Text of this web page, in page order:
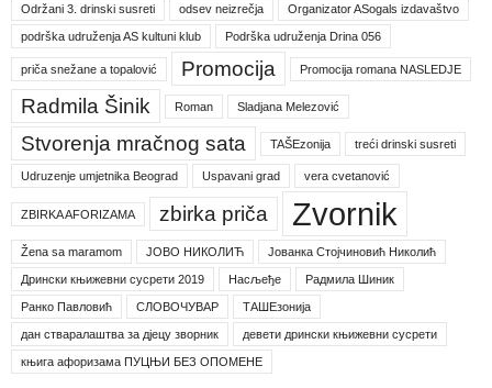
Održani 3. drinski susreti odsev neizrečja Organizator ASogals izdavaštvo
podrška udruženja AS kultuni klub Podrška udruženja Drina 056
priča snežane a topalović Promocija Promocija romana NASLEDJE
Radmila Šinik Roman Sladjana Melezović
Stvorenja mračnog sata TAŠEzonija treći drinski susreti
Udruzenje umjetnika Beograd Uspavani grad vera cvetanović
ZBIRKA AFORIZAMA zbirka priča Zvornik
Žena sa maramom ЈОВО НИКОЛИЋ Јованка Стојчиновић Николић
Дрински књижевни сусрети 2019 Насљеђе Радмила Шиник
Ранко Павловић СЛОВОЧУВАР ТАШЕзонија
дан стваралаштва за дјецу зворник девети дрински књижевни сусрети
књига афоризама ПУЦЊИ БЕЗ ОПОМЕНЕ